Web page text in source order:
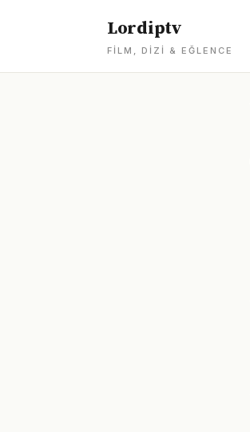
Lordiptv
FILM, DIZI & EĞLENCE